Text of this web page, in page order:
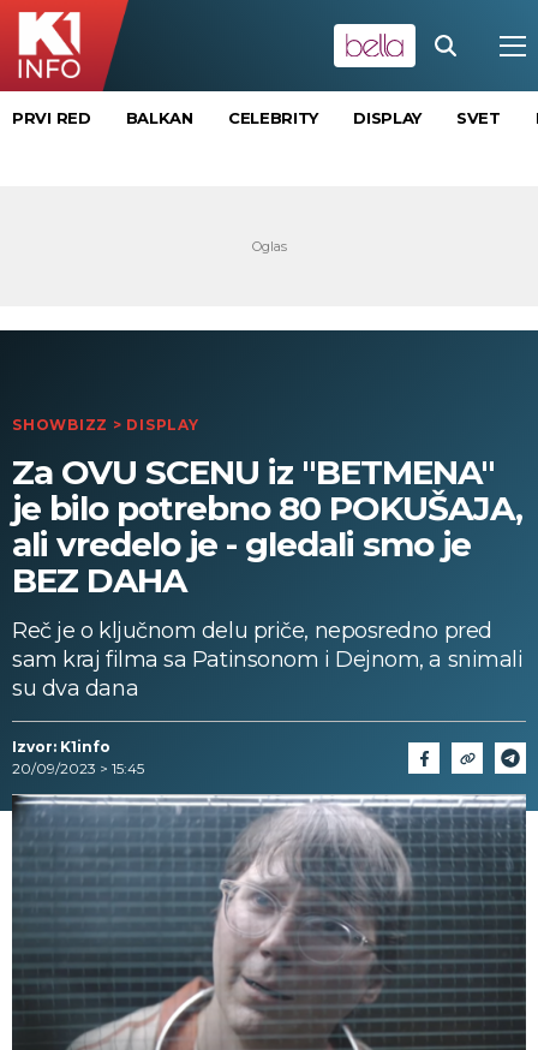
PRVI RED BALKAN CELEBRITY DISPLAY SVET
SHOWBIZZ > DISPLAY
Za OVU SCENU iz "BETMENA"
je bilo potrebno 80 POKUŠAJA,
ali vredelo je - gledali smo je
BEZ DAHA
Reč je o ključnom delu priče, neposredno pred
sam kraj filma sa Patinsonom i Dejnom, a snimali
su dva dana
Izvor: K1info
20/09/2023 > 15:45